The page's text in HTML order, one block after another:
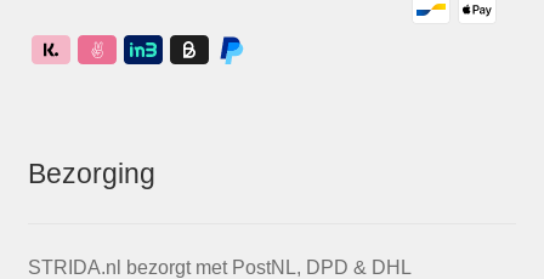
Bezorging
STRIDA.nl bezorgt met PostNL, DPD & DHL